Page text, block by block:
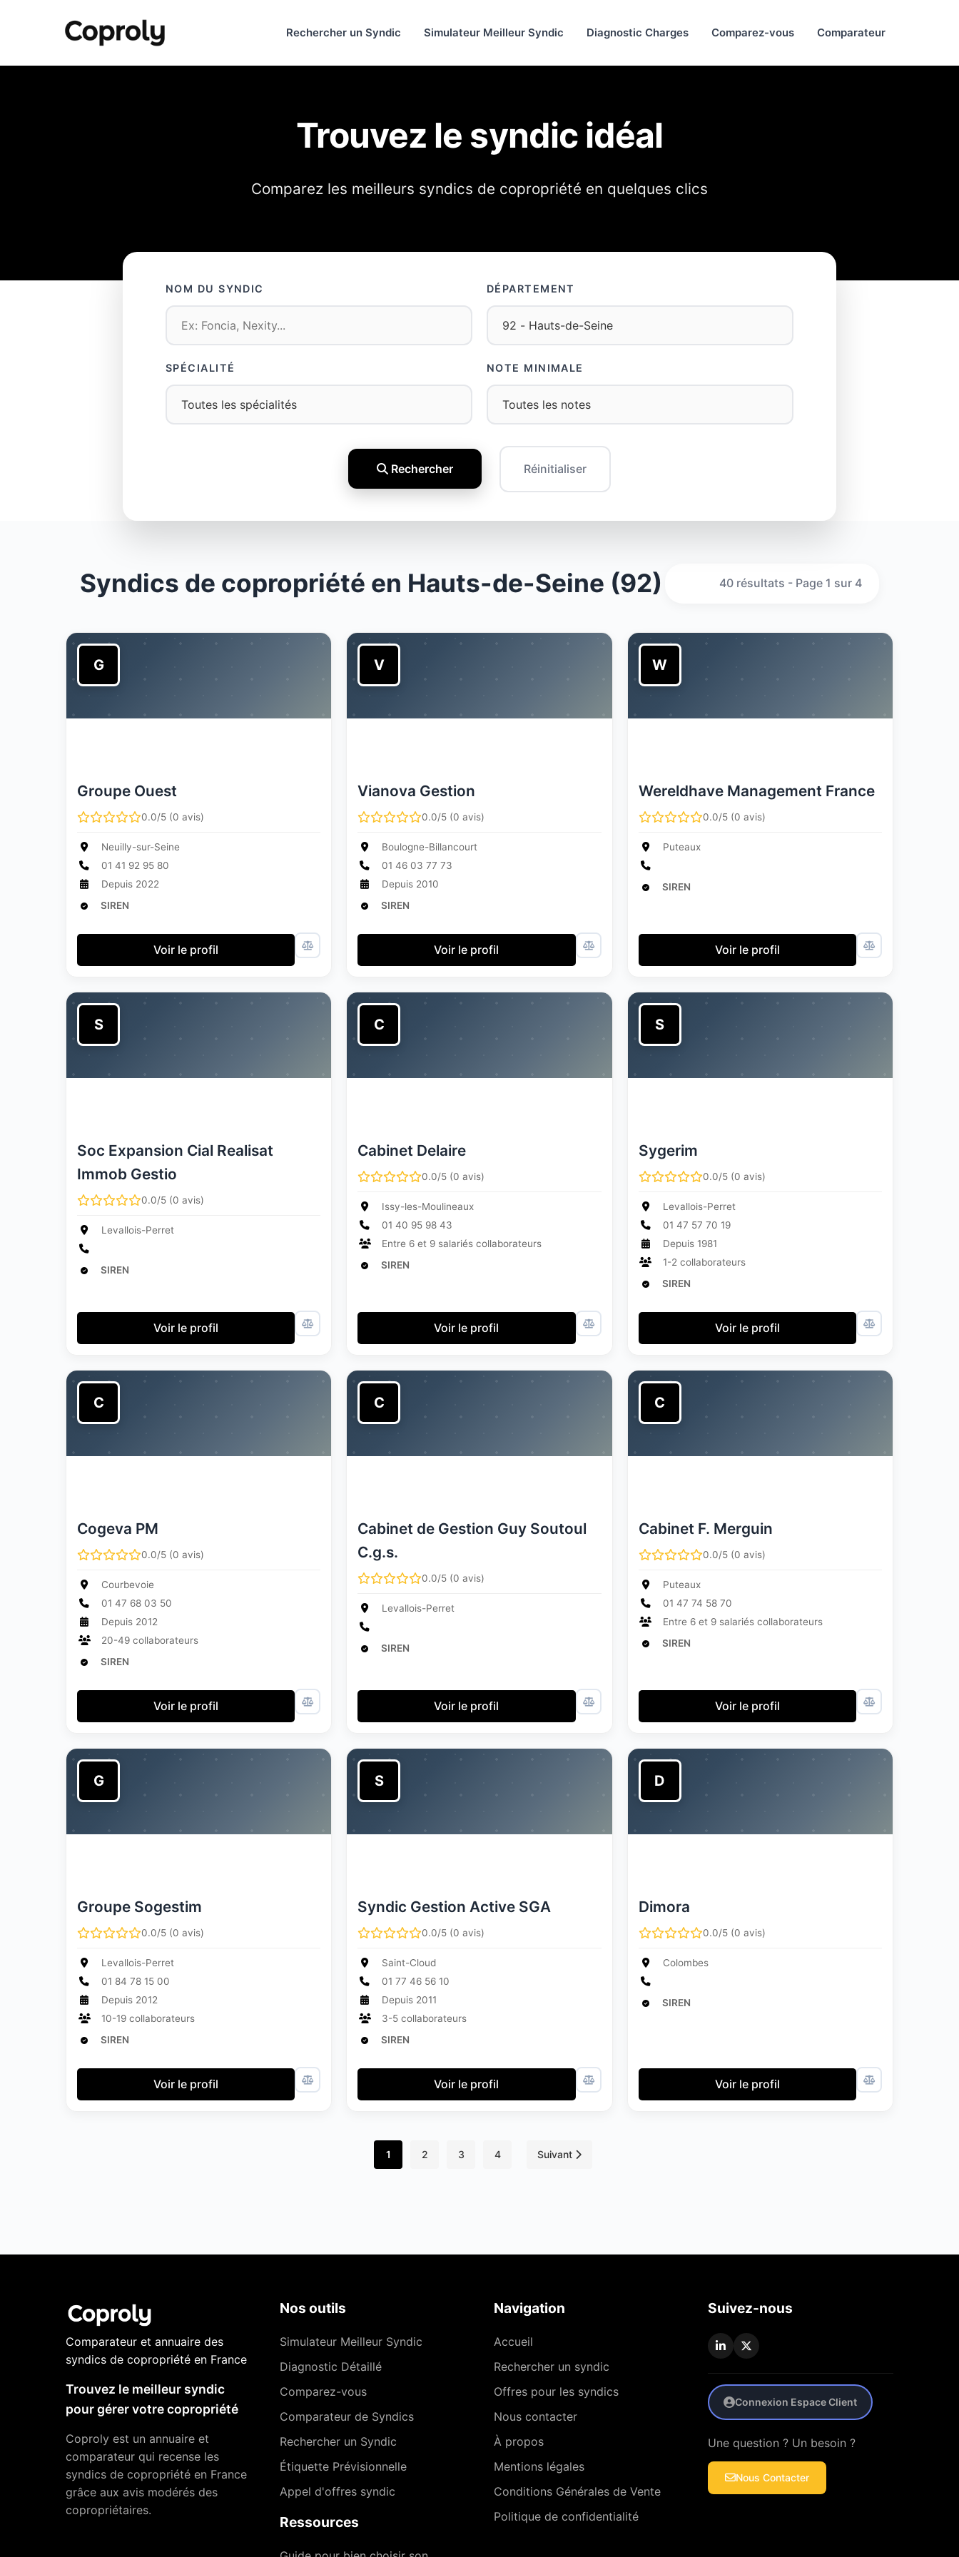
Rechercher un Syndic Simulateur Meilleur Syndic Diagnostic Charges Comparez-vous Comparateur
Trouvez le syndic idéal
Comparez les meilleurs syndics de copropriété en quelques clics
NOM DU SYNDIC DÉPARTEMENT
SPÉCIALITÉ NOTE MINIMALE
Rechercher Réinitialiser
Syndics de copropriété en Hauts-de-Seine (92) 40 résultats - Page 1 sur 4
G
Groupe Ouest
0.0/5 (0 avis)
Neuilly-sur-Seine
01 41 92 95 80
Depuis 2022
SIREN
Voir le profil
V
Vianova Gestion
0.0/5 (0 avis)
Boulogne-Billancourt
01 46 03 77 73
Depuis 2010
SIREN
Voir le profil
W
Wereldhave Management France
0.0/5 (0 avis)
Puteaux
SIREN
Voir le profil
S
Soc Expansion Cial Realisat
Immob Gestio
0.0/5 (0 avis)
Levallois-Perret
SIREN
Voir le profil
C
Cabinet Delaire
0.0/5 (0 avis)
Issy-les-Moulineaux
01 40 95 98 43
Entre 6 et 9 salariés collaborateurs
SIREN
Voir le profil
S
Sygerim
0.0/5 (0 avis)
Levallois-Perret
01 47 57 70 19
Depuis 1981
1-2 collaborateurs
SIREN
Voir le profil
C
Cogeva PM
0.0/5 (0 avis)
Courbevoie
01 47 68 03 50
Depuis 2012
20-49 collaborateurs
SIREN
Voir le profil
C
Cabinet de Gestion Guy Soutoul
C.g.s.
0.0/5 (0 avis)
Levallois-Perret
SIREN
Voir le profil
C
Cabinet F. Merguin
0.0/5 (0 avis)
Puteaux
01 47 74 58 70
Entre 6 et 9 salariés collaborateurs
SIREN
Voir le profil
G
Groupe Sogestim
0.0/5 (0 avis)
Levallois-Perret
01 84 78 15 00
Depuis 2012
10-19 collaborateurs
SIREN
Voir le profil
S
Syndic Gestion Active SGA
0.0/5 (0 avis)
Saint-Cloud
01 77 46 56 10
Depuis 2011
3-5 collaborateurs
SIREN
Voir le profil
D
Dimora
0.0/5 (0 avis)
Colombes
SIREN
Voir le profil
1 2 3 4 Suivant
Comparateur et annuaire des
syndics de copropriété en France
Trouvez le meilleur syndic
pour gérer votre copropriété
Coproly est un annuaire et
comparateur qui recense les
syndics de copropriété en France
grâce aux avis modérés des
copropriétaires.
Nos outils
Simulateur Meilleur Syndic
Diagnostic Détaillé
Comparez-vous
Comparateur de Syndics
Rechercher un Syndic
Étiquette Prévisionnelle
Appel d'offres syndic
Ressources
Navigation
Accueil
Rechercher un syndic
Offres pour les syndics
Nous contacter
À propos
Mentions légales
Conditions Générales de Vente
Politique de confidentialité
Suivez-nous
Connexion Espace Client
Une question ? Un besoin ?
Nous Contacter